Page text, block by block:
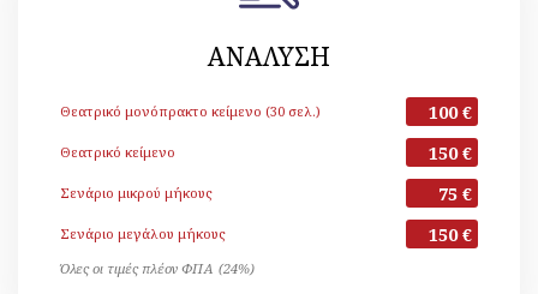
ΑΝΑΛΥΣΗ
Θεατρικό μονόπρακτο κείμενο (30 σελ.) 100 €
Θεατρικό κείμενο 150 €
Σενάριο μικρού μήκους 75 €
Σενάριο μεγάλου μήκους 150 €
Όλες οι τιμές πλέον ΦΠΑ (24%)